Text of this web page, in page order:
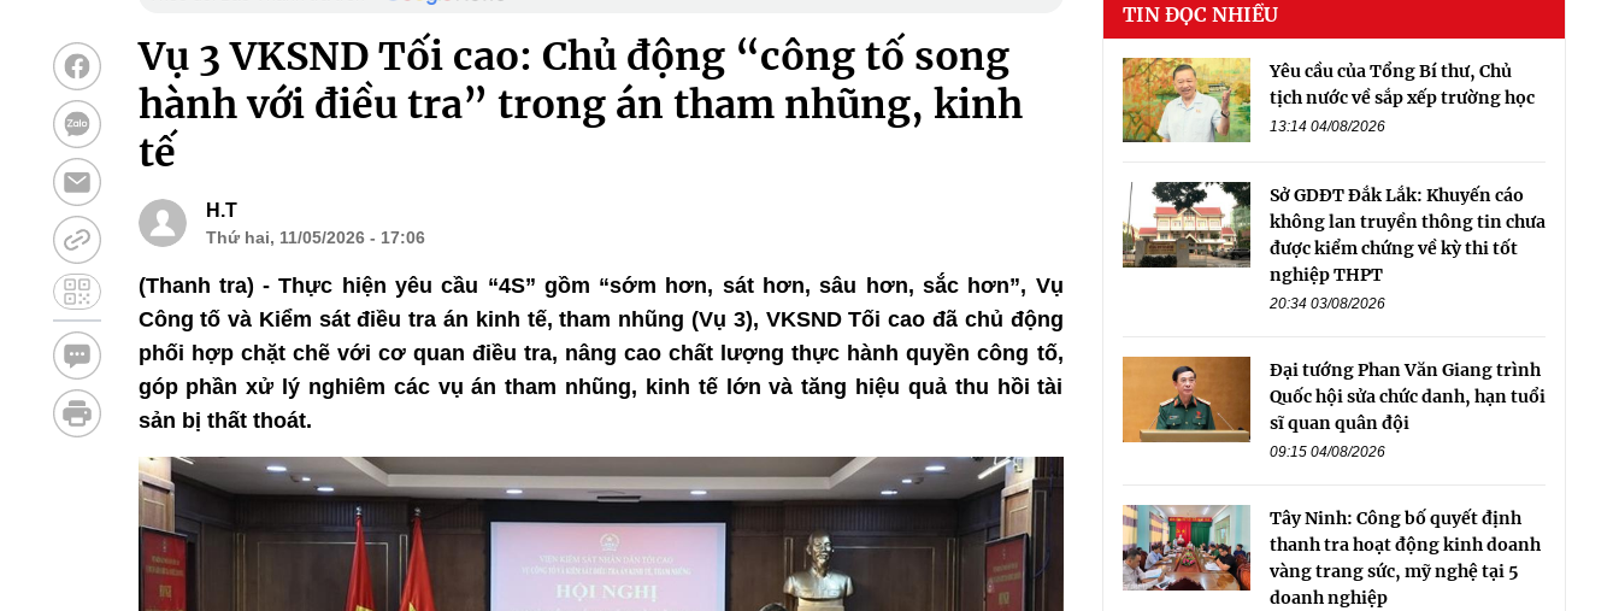
Vụ 3 VKSND Tối cao: Chủ động “công tố song
hành với điều tra” trong án tham nhũng, kinh
tế
H.T
Thứ hai, 11/05/2026 - 17:06
(Thanh tra) - Thực hiện yêu cầu “4S” gồm “sớm hơn, sát hơn, sâu hơn, sắc hơn”, Vụ
Công tố và Kiểm sát điều tra án kinh tế, tham nhũng (Vụ 3), VKSND Tối cao đã chủ động
phối hợp chặt chẽ với cơ quan điều tra, nâng cao chất lượng thực hành quyền công tố,
góp phần xử lý nghiêm các vụ án tham nhũng, kinh tế lớn và tăng hiệu quả thu hồi tài
sản bị thất thoát.
TIN ĐỌC NHIỀU
Yêu cầu của Tổng Bí thư, Chủ
tịch nước về sắp xếp trường học
13:14 04/08/2026
Sở GDĐT Đắk Lắk: Khuyến cáo
không lan truyền thông tin chưa
được kiểm chứng về kỳ thi tốt
nghiệp THPT
20:34 03/08/2026
Đại tướng Phan Văn Giang trình
Quốc hội sửa chức danh, hạn tuổi
sĩ quan quân đội
09:15 04/08/2026
Tây Ninh: Công bố quyết định
thanh tra hoạt động kinh doanh
vàng trang sức, mỹ nghệ tại 5
doanh nghiệp